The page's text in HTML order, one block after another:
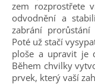
zem rozprostřete
odvodnění a
zabrání
Poté už stačí
ploše a upravit je
Během chvilky
prvek, který vaší